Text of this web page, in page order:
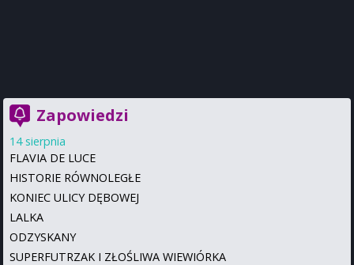
Zapowiedzi
14 sierpnia
FLAVIA DE LUCE
HISTORIE RÓWNOLEGŁE
KONIEC ULICY DĘBOWEJ
LALKA
ODZYSKANY
SUPERFUTRZAK I ZŁOŚLIWA WIEWIÓRKA